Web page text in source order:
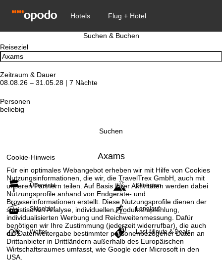
Cookie-Hinweis
Für ein optimales Webangebot erheben wir mit Hilfe von Cookies
Nutzungsinformationen, die wir, die TravelTrex GmbH, auch mit
unseren Partnern teilen. Auf Basis Ihrer Aktivitäten werden dabei
Nutzungsprofile anhand von Endgeräte- und
Browserinformationen erstellt. Diese Nutzungsprofile dienen der
statistischen Analyse, individuellen Produktempfehlung,
individualisierten Werbung und Reichweitenmessung. Dafür
benötigen wir Ihre Zustimmung (jederzeit widerrufbar), die auch
die Datenweitergabe bestimmter personenbezogener Daten an
Drittanbieter in Drittländern außerhalb des Europäischen
Wirtschaftsraumes umfasst, wie Google oder Microsoft in den
USA.
Suchen & Buchen
Reiseziel
Zeitraum & Dauer
08.08.26 – 31.05.28 | 7 Nächte
Personen
beliebig
Suchen
Axams
Übersicht Skiregion
Skigebiet Langlauf
Wetter Last-Minute & Deals